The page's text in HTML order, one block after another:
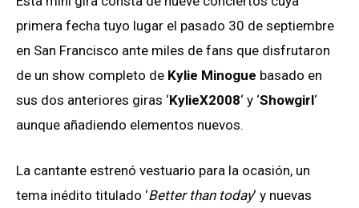
primera fecha tuyo lugar el pasado 30 de septiembre
en San Francisco ante miles de fans que disfrutaron
de un show completo de Kylie Minogue basado en
sus dos anteriores giras ‘KylieX2008‘ y ‘Showgirl‘
aunque añadiendo elementos nuevos.
La cantante estrenó vestuario para la ocasión, un
tema inédito titulado ‘Better than today‘ y nuevas